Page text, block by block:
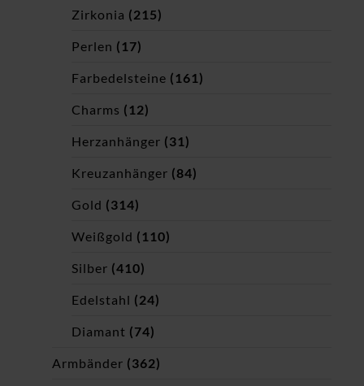
Zirkonia (215)
Perlen (17)
Farbedelsteine (161)
Charms (12)
Herzanhänger (31)
Kreuzanhänger (84)
Gold (314)
Weißgold (110)
Silber (410)
Edelstahl (24)
Diamant (74)
Armbänder (362)